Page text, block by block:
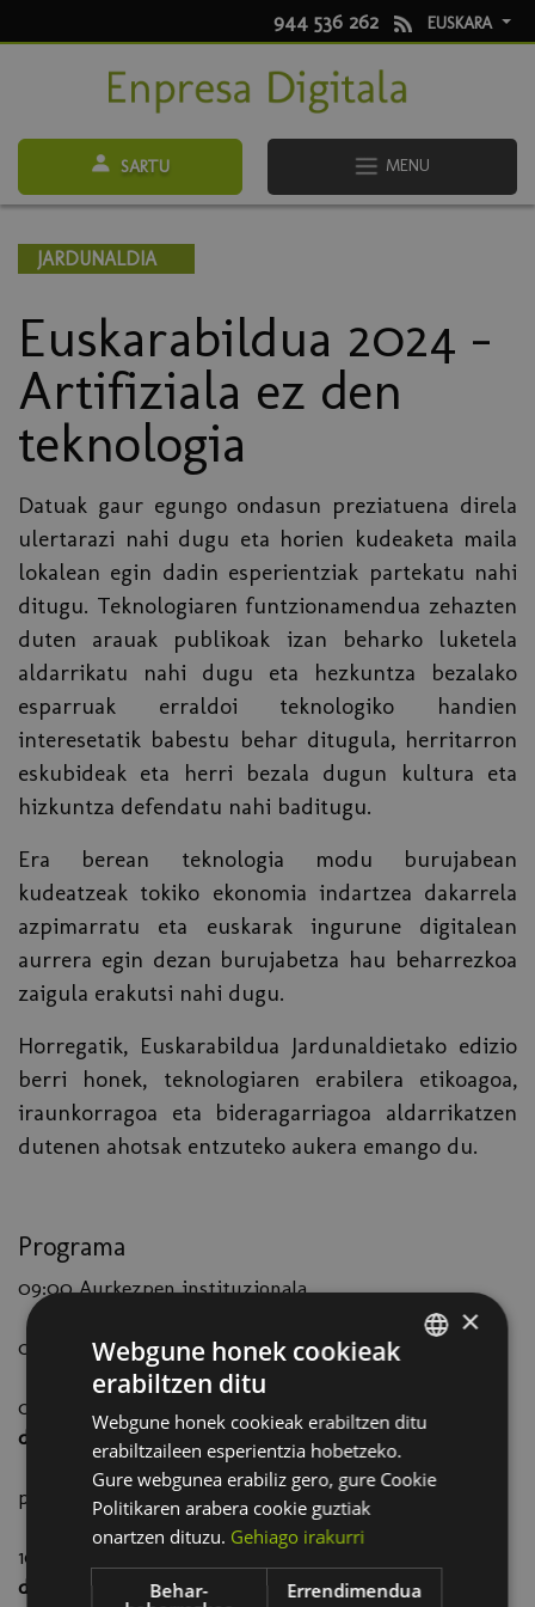
944 536 262 EUSKARA
SARTU MENU
JARDUNALDIA
Euskarabildua 2024 -
Artifiziala ez den
teknologia
Datuak gaur egungo ondasun preziatuena direla
ulertarazi nahi dugu eta horien kudeaketa maila
lokalean egin dadin esperientziak partekatu nahi
ditugu. Teknologiaren funtzionamendua zehazten
duten arauak publikoak izan beharko luketela
aldarrikatu nahi dugu eta hezkuntza bezalako
esparruak erraldoi teknologiko handien
interesetatik babestu behar ditugula, herritarron
eskubideak eta herri bezala dugun kultura eta
hizkuntza defendatu nahi baditugu.
Era berean teknologia modu burujabean
kudeatzeak tokiko ekonomia indartzea dakarrela
azpimarratu eta euskarak ingurune digitalean
aurrera egin dezan burujabetza hau beharrezkoa
zaigula erakutsi nahi dugu.
Horregatik, Euskarabildua Jardunaldietako edizio
berri honek, teknologiaren erabilera etikoagoa,
iraunkorragoa eta bideragarriagoa aldarrikatzen
dutenen ahotsak entzuteko aukera emango du.
Programa
09:00 Aurkezpen instituzionala
09:15 Sarrera: Artifiziala ez den teknologia
09:30
demokratikoa (GAZ)
Manuela Battaglini (Datuen etikan eta
pribatutasunean espezializatutako abokatua)
10:00
Hitzaldia: Sare kooperatibo eta
demokratikoagoak eraikitzeko proposamenak (GAZ)
BASQUE
×
Webgune honek cookieak
erabiltzen ditu
Webgune honek cookieak erabiltzen ditu
erabiltzaileen esperientzia hobetzeko.
Gure webgunea erabiliz gero, gure Cookie
Politikaren arabera cookie guztiak
onartzen dituzu. Gehiago irakurri
Behar-
Errendimendua